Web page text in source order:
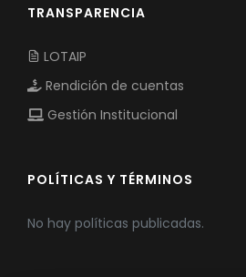
TRANSPARENCIA
LOTAIP
Rendición de cuentas
Gestión Institucional
POLÍTICAS Y TÉRMINOS
No hay políticas publicadas.